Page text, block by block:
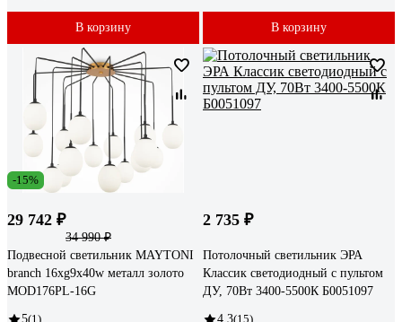
В корзину В корзину
-15%
29 742 ₽
34 990 ₽
Подвесной светильник MAYTONI
branch 16хg9x40w металл золото
MOD176PL-16G
5(1)
2 735 ₽
Потолочный светильник ЭРА
Классик светодиодный с пультом
ДУ, 70Вт 3400-5500К Б0051097
4.3(15)